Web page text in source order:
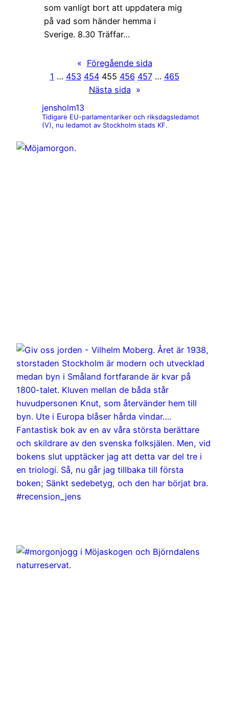
som vanligt bort att uppdatera mig
på vad som händer hemma i
Sverige. 8.30 Träffar…
« Föregående sida
1 … 453 454 455 456 457 … 465
Nästa sida »
jensholm13
Tidigare EU-parlamentariker och riksdagsledamot
(V), nu ledamot av Stockholm stads KF.